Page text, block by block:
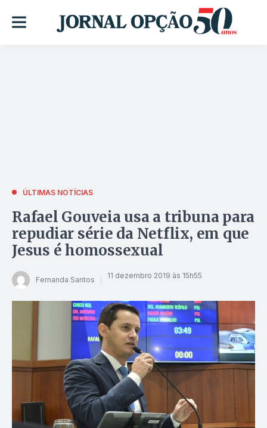
ÚLTIMAS NOTÍCIAS
Rafael Gouveia usa a tribuna para
repudiar série da Netflix, em que
Jesus é homossexual
Fernanda Santos 11 dezembro 2019 às 15h55